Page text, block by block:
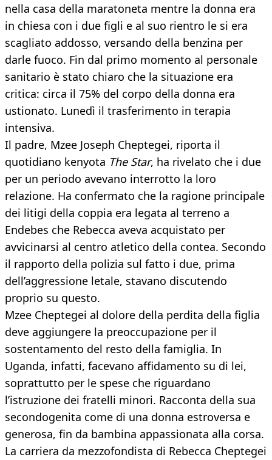
nella casa della maratoneta mentre la donna era
in chiesa con i due figli e al suo rientro le si era
scagliato addosso, versando della benzina per
darle fuoco. Fin dal primo momento al personale
sanitario è stato chiaro che la situazione era
critica: circa il 75% del corpo della donna era
ustionato. Lunedì il trasferimento in terapia
intensiva.
Il padre, Mzee Joseph Cheptegei, riporta il
quotidiano kenyota The Star, ha rivelato che i due
per un periodo avevano interrotto la loro
relazione. Ha confermato che la ragione principale
dei litigi della coppia era legata al terreno a
Endebes che Rebecca aveva acquistato per
avvicinarsi al centro atletico della contea. Secondo
il rapporto della polizia sul fatto i due, prima
dell’aggressione letale, stavano discutendo
proprio su questo.
Mzee Cheptegei al dolore della perdita della figlia
deve aggiungere la preoccupazione per il
sostentamento del resto della famiglia. In
Uganda, infatti, facevano affidamento su di lei,
soprattutto per le spese che riguardano
l’istruzione dei fratelli minori. Racconta della sua
secondogenita come di una donna estroversa e
generosa, fin da bambina appassionata alla corsa.
La carriera da mezzofondista di Rebecca Cheptegei